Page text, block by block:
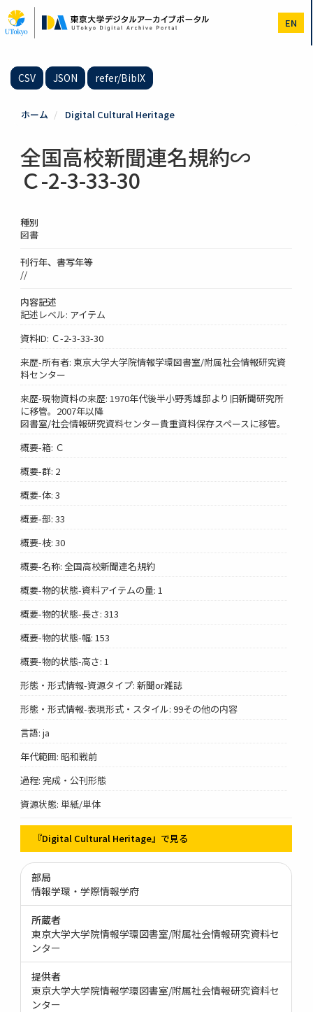
イ
ン
EN
CSV JSON refer/BibIX
ホーム Digital Cultural Heritage
全国高校新聞連名規約∽
Ｃ-2-3-33-30
種別
図書
刊行年、書写年等
//
内容記述
記述レベル: アイテム
資料ID: Ｃ-2-3-33-30
来歴-所有者: 東京大学大学院情報学環図書室/附属社会情報研究資
料センター
来歴-現物資料の来歴: 1970年代後半小野秀雄邸より旧新聞研究所
に移管。2007年以降
図書室/社会情報研究資料センター貴重資料保存スペースに移管。
概要-箱: Ｃ
概要-群: 2
概要-体: 3
概要-部: 33
概要-枝: 30
概要-名称: 全国高校新聞連名規約
概要-物的状態-資料アイテムの量: 1
概要-物的状態-長さ: 313
概要-物的状態-幅: 153
概要-物的状態-高さ: 1
形態・形式情報-資源タイプ: 新聞or雑誌
形態・形式情報-表現形式・スタイル: 99その他の内容
言語: ja
年代範囲: 昭和戦前
過程: 完成・公刊形態
資源状態: 単紙/単体
『Digital Cultural Heritage』で見る
部局
情報学環・学際情報学府
所蔵者
東京大学大学院情報学環図書室/附属社会情報研究資料セ
ンター
提供者
東京大学大学院情報学環図書室/附属社会情報研究資料セ
ンター